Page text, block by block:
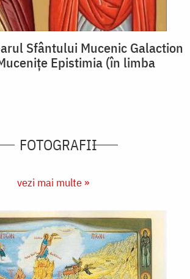
Sfântului Mucenic Galaction
Epistimia (în limba
FOTOGRAFII
vezi mai multe »